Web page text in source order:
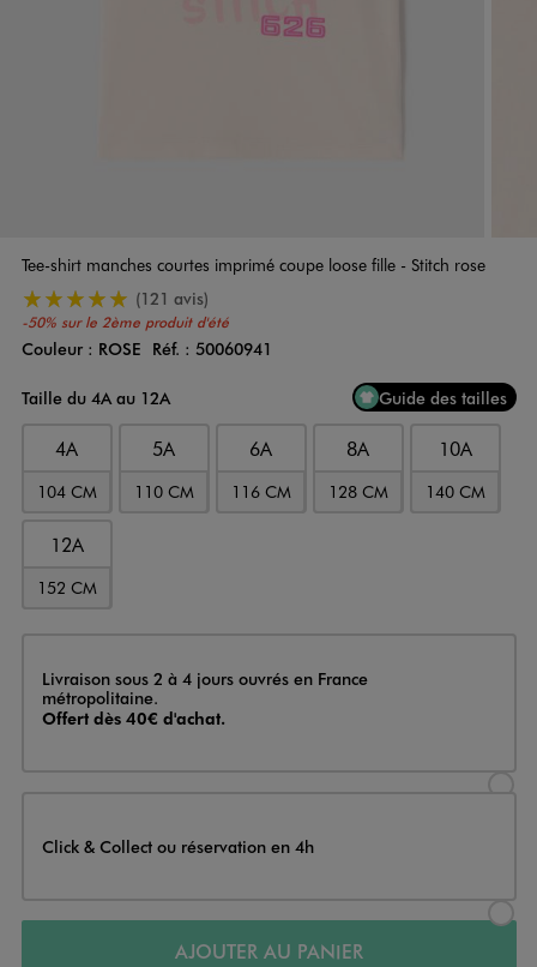
Tee-shirt manches courtes imprimé coupe loose fille - Stitch rose
-50% sur le 2ème produit d'été
5/5 de moyenne(121 avis)
Couleur
Couleur : ROSE Réf. : 50060941
Taille du 4A au 12A
Guide des tailles
4A
104 CM
5A
110 CM
6A
116 CM
8A
128 CM
10A
140 CM
12A
152 CM
Livraison
Livraison sous 2 à 4 jours ouvrés en France
métropolitaine.
Offert dès 40€ d'achat.
Click & Collect ou réservation en 4h
AJOUTER AU PANIER